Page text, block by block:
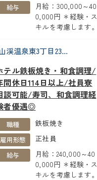
給与
月給：300,000～40
0,000円 ＊経験・ス
キルを考慮します。
渓温泉東3丁目23…
テル鉄板焼き・和食調理/
間休日114日以上/社員寮
談可能/寿司、和食調理経
者優遇◎
職種 鉄板焼き
雇用形態 正社員
給与
月給：240,000～40
0,000円 ＊経験・ス
キルを考慮します。